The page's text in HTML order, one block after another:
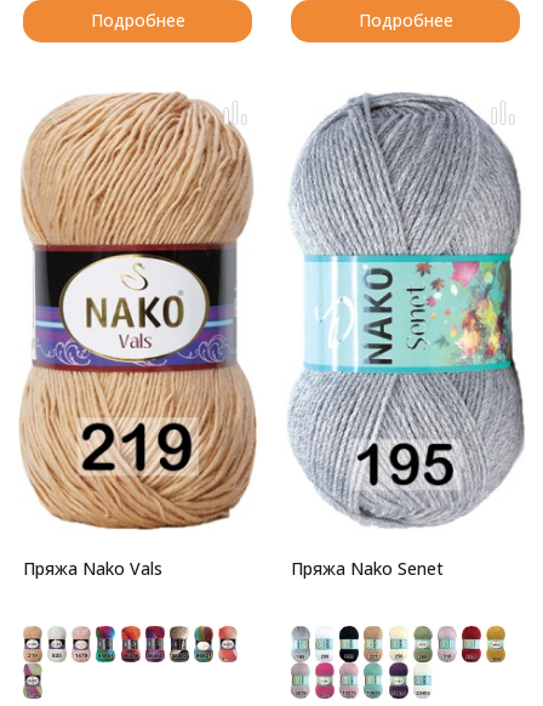
Подробнее Подробнее
Пряжа Nako Vals Пряжа Nako Senet